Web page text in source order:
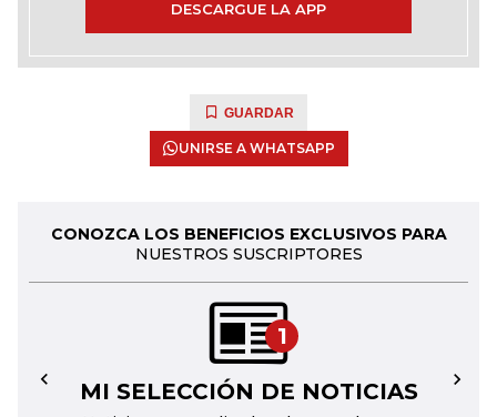
DESCARGUE LA APP
GUARDAR
UNIRSE A WHATSAPP
CONOZCA LOS BENEFICIOS EXCLUSIVOS PARA
NUESTROS SUSCRIPTORES
1
MI SELECCIÓN DE NOTICIAS
← →